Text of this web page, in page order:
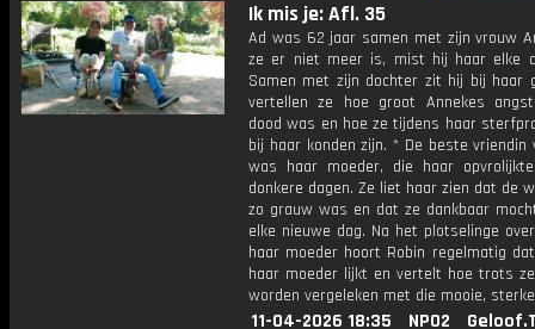
Ik mis je: Afl. 35
Ad was 62 jaar samen met zijn vrouw
ze er niet meer is, mist hij haar elke
Samen met zijn dochter zit hij bij haar
vertellen ze hoe groot Annekes
dood was en hoe ze tijdens haar
bij haar konden zijn. * De beste vriendin
was haar moeder, die haar
donkere dagen. Ze liet haar zien dat de
zo grauw was en dat ze dankbaar
elke nieuwe dag. Na het plotselinge
haar moeder hoort Robin regelmatig
haar moeder lijkt en vertelt hoe trots
worden vergeleken met die mooie,
11-04-2026 18:35 NPO2